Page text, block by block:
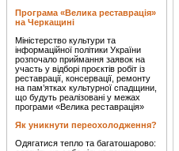
Програма «Велика реставрація»
на Черкащині
Міністерство культури та
інформаційної політики України
розпочало приймання заявок на
участь у відборі проєктів робіт із
реставрації, консервації, ремонту
на пам’ятках культурної спадщини,
що будуть реалізовані у межах
програми «Велика реставрація»
Як уникнути переохолодження?
Одягатися тепло та багатошарово: